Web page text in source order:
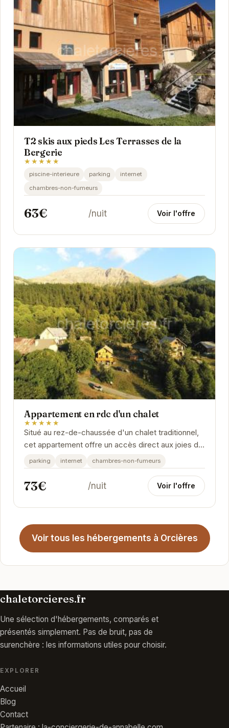
T2 skis aux pieds Les Terrasses de la
Bergerie
★★★★★
piscine-interieure parking
internet
chambres-non-fumeurs
63€ /nuit Voir l'offre
Appartement en rdc d'un chalet
★★★★★
Situé au rez-de-chaussée d'un chalet traditionnel,
cet appartement offre un accès direct aux joies de
la montagne. Avec son ambiance chaleureuse...
parking internet chambres-non-fumeurs
73€ /nuit Voir l'offre
Voir tous les hébergements à Orcières
chaletorcieres.fr
Une sélection d'hébergements, comparés et
présentés simplement. Pas de bruit, pas de
surenchère : les informations utiles pour choisir.
EXPLORER
Accueil
Blog
Contact